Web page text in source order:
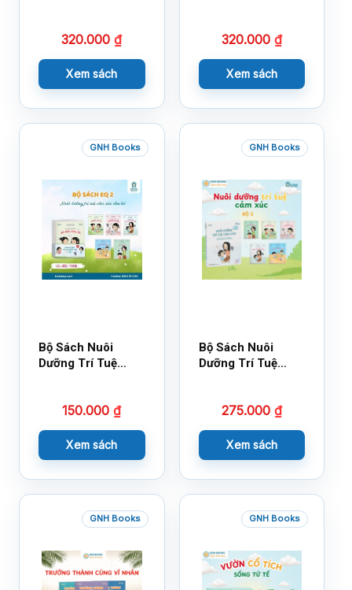
320.000₫
Xem sách
320.000 ₫
Xem sách
GNH Books
Bộ Sách Nuôi
Dưỡng Trí Tuệ
150.000₫
Xem sách
GNH Books
Bộ Sách Nuôi
Dưỡng Trí Tuệ
275.000 ₫
Xem sách
GNH Books GNH Books